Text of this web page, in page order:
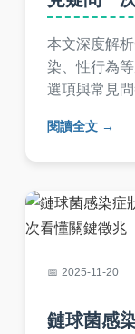
本文深度解
染、性行為
選項與常見
用建議。
閱讀全文
2025-11-20
鏈球菌感